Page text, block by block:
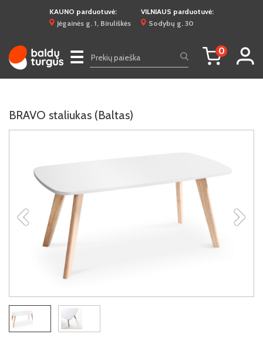
KAUNO parduotuvė:
Jėgainės g. 1, Biruliškės
VILNIAUS parduotuvė:
Sodybų g. 30
☰ 0
BRAVO staliukas (Baltas)